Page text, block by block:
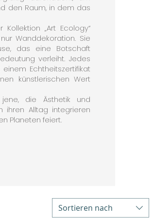
den Raum, in dem das
„Art Ecology“
Wanddekoration. Sie
das eine Botschaft
verleiht. Jedes
Echtheitszertifikat
künstlerischen Wert
die Ästhetik und
ihren Alltag integrieren
Planeten feiert.
Sortieren nach